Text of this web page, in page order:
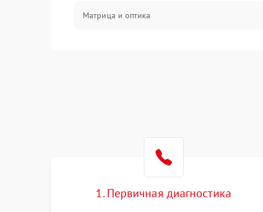
Матрица и оптика
Коммуникации и интерфейсы
1. Первичная диагностика